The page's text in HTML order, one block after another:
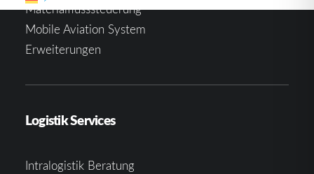
Materialflusssteuerung
Mobile Aviation System
Erweiterungen
Logistik Services
Intralogistik Beratung